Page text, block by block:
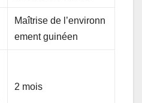
Maîtrise de l’environn
ement guinéen
2 mois